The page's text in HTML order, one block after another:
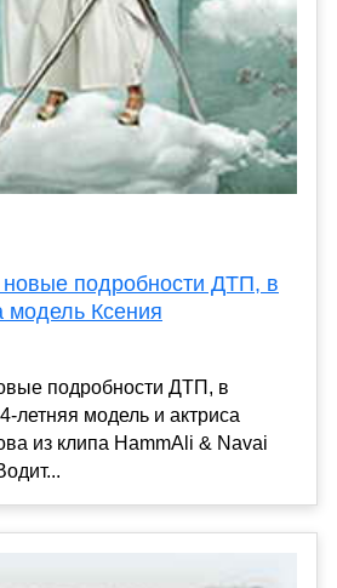
подробности ДТП, в
модель Ксения
подробности ДТП, в
летняя модель и актриса
из клипа HammAli & Navai